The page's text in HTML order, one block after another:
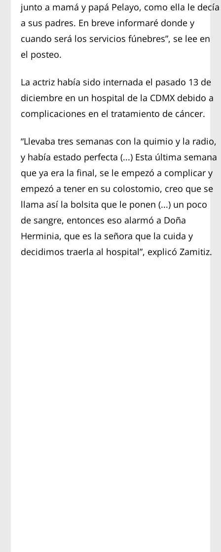
junto a mamá y papá Pelayo, como ella le decía
a sus padres. En breve informaré donde y
cuando será los servicios fúnebres”, se lee en
el posteo.
La actriz había sido internada el pasado 13 de
diciembre en un hospital de la CDMX debido a
complicaciones en el tratamiento de cáncer.
“Llevaba tres semanas con la quimio y la radio,
y había estado perfecta (...) Esta última semana
que ya era la final, se le empezó a complicar y
empezó a tener en su colostomio, creo que se
llama así la bolsita que le ponen (...) un poco
de sangre, entonces eso alarmó a Doña
Herminia, que es la señora que la cuida y
decidimos traerla al hospital”, explicó Zamitiz.